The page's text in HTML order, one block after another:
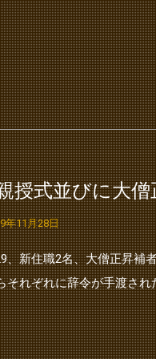
授式並びに大
年11月28日
、新住職2名、大僧正昇補
それぞれに辞令が手渡され